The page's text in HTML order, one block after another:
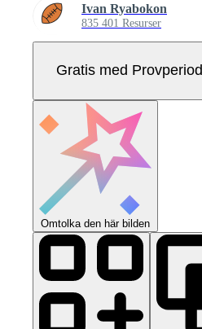
Ivan Ryabokon
835 401 Resurser
Gratis med Provperiod
Omtolka den här bilden